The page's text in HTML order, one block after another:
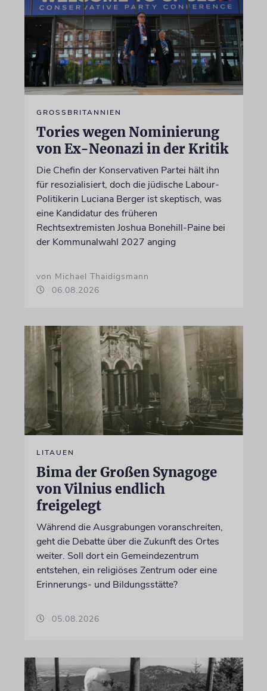
GROSSBRITANNIEN
Tories wegen Nominierung
von Ex-Neonazi in der Kritik
Die Chefin der Konservativen Partei hält ihn
für resozialisiert, doch die jüdische Labour-
Politikerin Luciana Berger ist skeptisch, was
eine Kandidatur des früheren
Rechtsextremisten Joshua Bonehill-Paine bei
der Kommunalwahl 2027 anging
von Michael Thaidigsmann
06.08.2026
LITAUEN
Bima der Großen Synagoge
von Vilnius endlich
freigelegt
Während die Ausgrabungen voranschreiten,
geht die Debatte über die Zukunft des Ortes
weiter. Soll dort ein Gemeindezentrum
entstehen, ein religiöses Zentrum oder eine
Erinnerungs- und Bildungsstätte?
05.08.2026